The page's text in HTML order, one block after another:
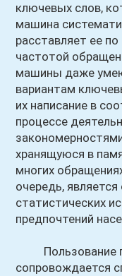
ключевых слов,
машина
расставляет ее
частотой
машины даже
вариантам
их написание в
процессе
хранящуюся в
многих
очередь,
статистических
предпочтений
Пользование
сопровождается